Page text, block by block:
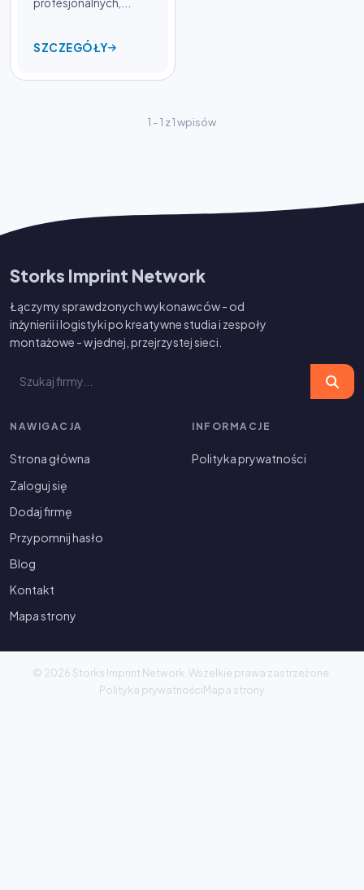
SZCZEGÓŁY
1 - 1 z 1 wpisów
Storks Imprint Network
Łączymy sprawdzonych wykonawców - od
inżynierii i logistyki po kreatywne studia i zespoły
montażowe - w jednej, przejrzystej sieci.
NAWIGACJA
Strona główna
Zaloguj się
Dodaj firmę
Przypomnij hasło
Blog
Kontakt
Mapa strony
INFORMACJE
Polityka prywatności
© 2026 Storks Imprint Network. Wszelkie prawa zastrzeżone.
Polityka prywatnościMapa strony